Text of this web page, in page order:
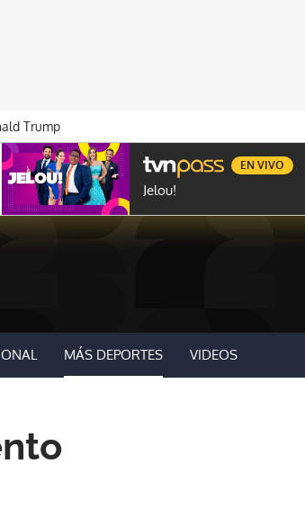
Trump
NOVELAS PROGRAMAS GENTE TVN
Jelou!
EN VIVO
MÁS DEPORTES VIDEOS